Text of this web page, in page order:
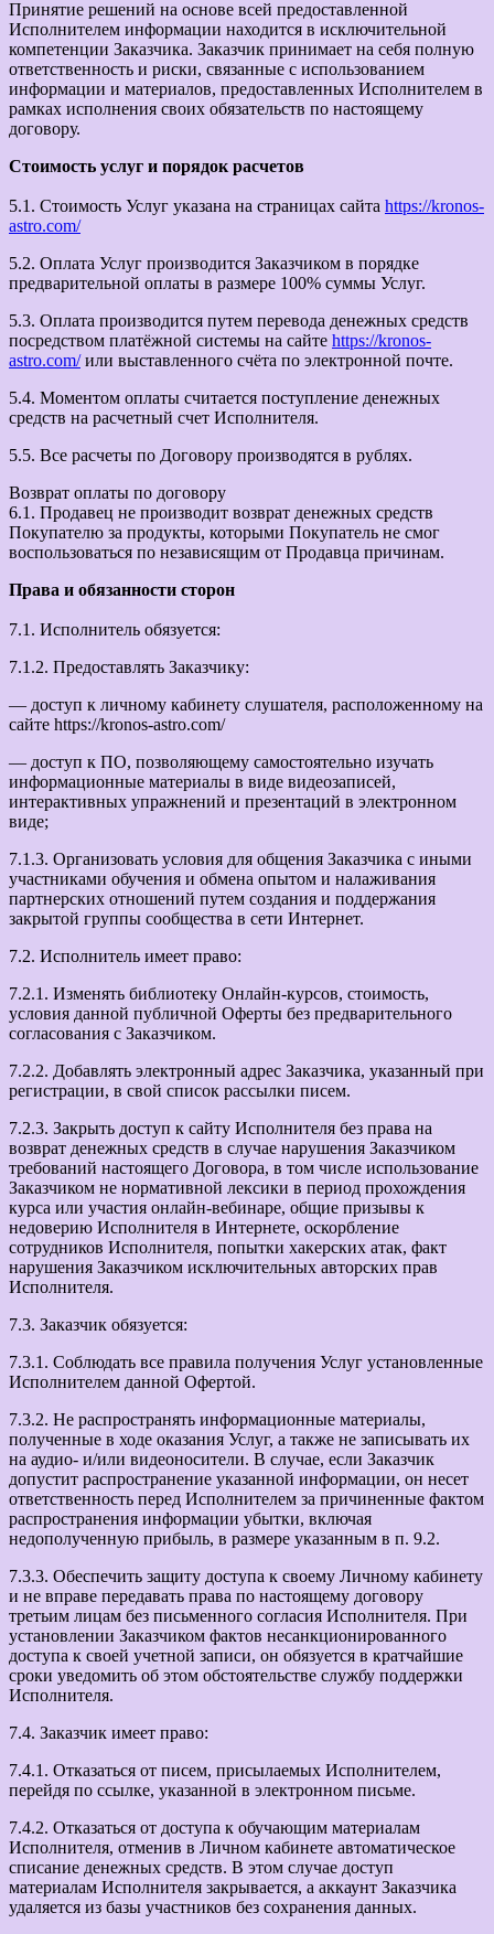
Принятие решений на основе всей предоставленной
Исполнителем информации находится в исключительной
компетенции Заказчика. Заказчик принимает на себя полную
ответственность и риски, связанные с использованием
информации и материалов, предоставленных Исполнителем в
рамках исполнения своих обязательств по настоящему
договору.
Стоимость услуг и порядок расчетов
5.1. Стоимость Услуг указана на страницах сайта https://kronos-
astro.com/
5.2. Оплата Услуг производится Заказчиком в порядке
предварительной оплаты в размере 100% суммы Услуг.
5.3. Оплата производится путем перевода денежных средств
посредством платёжной системы на сайте https://kronos-
astro.com/или выставленного счёта по электронной почте.
5.4. Моментом оплаты считается поступление денежных
средств на расчетный счет Исполнителя.
5.5. Все расчеты по Договору производятся в рублях.
Возврат оплаты по договору
6.1. Продавец не производит возврат денежных средств
Покупателю за продукты, которыми Покупатель не смог
воспользоваться по независящим от Продавца причинам.
Права и обязанности сторон
7.1. Исполнитель обязуется:
7.1.2. Предоставлять Заказчику:
— доступ к личному кабинету слушателя, расположенному на
сайте https://kronos-astro.com/
— доступ к ПО, позволяющему самостоятельно изучать
информационные материалы в виде видеозаписей,
интерактивных упражнений и презентаций в электронном
виде;
7.1.3. Организовать условия для общения Заказчика с иными
участниками обучения и обмена опытом и налаживания
партнерских отношений путем создания и поддержания
закрытой группы сообщества в сети Интернет.
7.2. Исполнитель имеет право:
7.2.1. Изменять библиотеку Онлайн-курсов, стоимость,
условия данной публичной Оферты без предварительного
согласования с Заказчиком.
7.2.2. Добавлять электронный адрес Заказчика, указанный при
регистрации, в свой список рассылки писем.
7.2.3. Закрыть доступ к сайту Исполнителя без права на
возврат денежных средств в случае нарушения Заказчиком
требований настоящего Договора, в том числе использование
Заказчиком не нормативной лексики в период прохождения
курса или участия онлайн-вебинаре, общие призывы к
недоверию Исполнителя в Интернете, оскорбление
сотрудников Исполнителя, попытки хакерских атак, факт
нарушения Заказчиком исключительных авторских прав
Исполнителя.
7.3. Заказчик обязуется:
7.3.1. Соблюдать все правила получения Услуг установленные
Исполнителем данной Офертой.
7.3.2. Не распространять информационные материалы,
полученные в ходе оказания Услуг, а также не записывать их
на аудио- и/или видеоносители. В случае, если Заказчик
допустит распространение указанной информации, он несет
ответственность перед Исполнителем за причиненные фактом
распространения информации убытки, включая
недополученную прибыль, в размере указанным в п. 9.2.
7.3.3. Обеспечить защиту доступа к своему Личному кабинету
и не вправе передавать права по настоящему договору
третьим лицам без письменного согласия Исполнителя. При
установлении Заказчиком фактов несанкционированного
доступа к своей учетной записи, он обязуется в кратчайшие
сроки уведомить об этом обстоятельстве службу поддержки
Исполнителя.
7.4. Заказчик имеет право:
7.4.1. Отказаться от писем, присылаемых Исполнителем,
перейдя по ссылке, указанной в электронном письме.
7.4.2. Отказаться от доступа к обучающим материалам
Исполнителя, отменив в Личном кабинете автоматическое
списание денежных средств. В этом случае доступ
материалам Исполнителя закрывается, а аккаунт Заказчика
удаляется из базы участников без сохранения данных.